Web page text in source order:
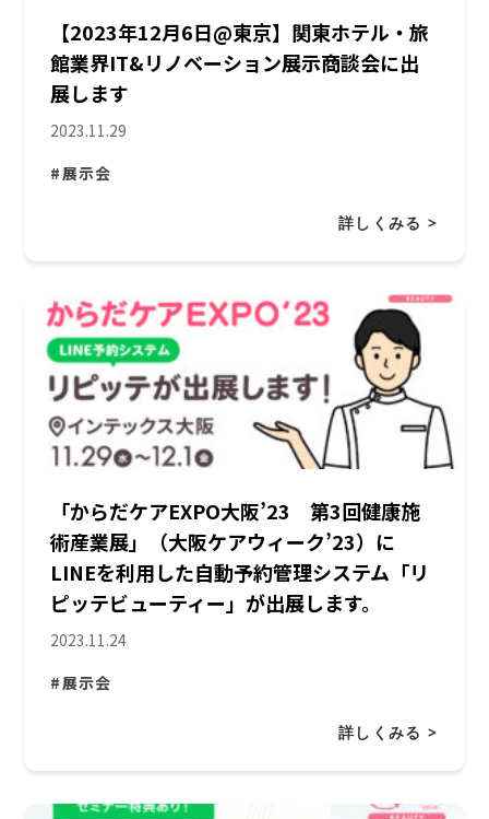
【2023年12月6日@東京】関東ホテル・旅
館業界IT&リノベーション展⽰商談会に出
展します
2023.11.29
#展示会
詳しくみる >
「からだケアEXPO大阪’23 第3回健康施
術産業展」（大阪ケアウィーク’23）に
LINEを利用した自動予約管理システム「リ
ピッテビューティー」が出展します。
2023.11.24
#展示会
詳しくみる >